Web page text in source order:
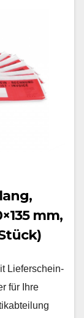
mm,
Lieferschein-
für Ihre